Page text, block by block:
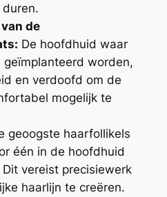
de
De hoofdhuid waar
worden,
en verdoofd om de
mogelijk te
geoogste haarfollikels
één in de hoofdhuid
vereist precisiewerk
haarlijn te creëren.